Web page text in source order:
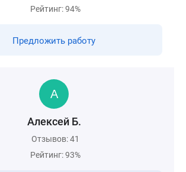
Рейтинг: 94%
Предложить работу
Алексей Б.
Отзывов: 41
Рейтинг: 93%